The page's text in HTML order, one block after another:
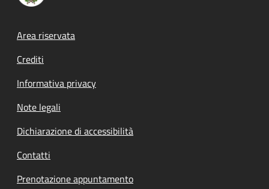
Footer menu
Area riservata
Crediti
Informativa privacy
Note legali
Dichiarazione di accessibilità
Contatti
Prenotazione appuntamento